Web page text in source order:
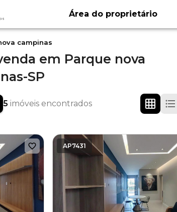
Área do proprietário
campinas
em Parque nova
SP
5 imóveis encontrados
AP7431